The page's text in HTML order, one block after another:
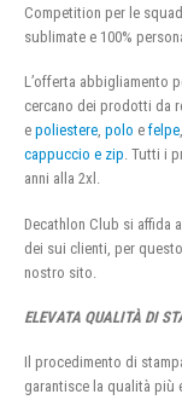
Competition per le
sublimate e 100%
L’offerta abbigliamento
cercano dei prodotti da
e poliestere, polo e felpe
cappuccio e zip. Tutti i
anni alla 2xl.
Decathlon Club si affida
dei sui clienti, per
nostro sito.
ELEVATA QUALITÀ DI
Il procedimento di
garantisce la qualità più